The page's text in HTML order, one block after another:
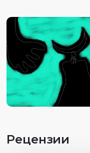
получеловеческим
бессмертию и много
концов находит
змея крадет у него
потому что: 1.
древнего мира 2.
Развивает
Рецензии